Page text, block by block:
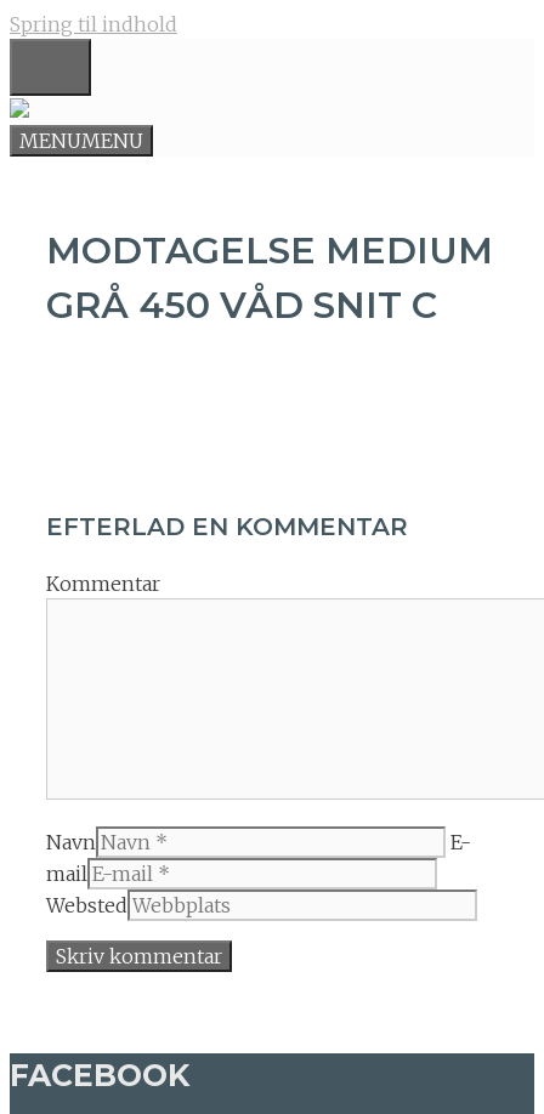
Spring til indhold
MENUMENU
MODTAGELSE MEDIUM
GRÅ 450 VÅD SNIT C
EFTERLAD EN KOMMENTAR
Kommentar
Navn
E-
mail
Websted
FACEBOOK